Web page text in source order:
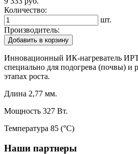
Количество:
шт.
Производитель:
Добавить в корзину
Инновационный ИК-нагреватель
специально для подогрева (почвы) и
этапах роста.
Длина 2,77 мм.
Мощность 327 Вт.
Температура 85 (°C)
Наши партнеры